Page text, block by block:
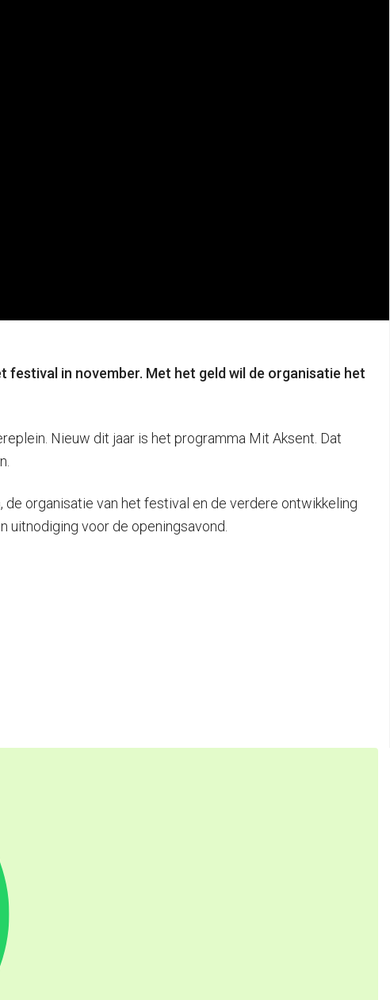
in november. Met het geld wil de organisatie het
Nieuw dit jaar is het programma Mit Aksent. Dat
organisatie van het festival en de verdere ontwikkeling
uitnodiging voor de openingsavond.